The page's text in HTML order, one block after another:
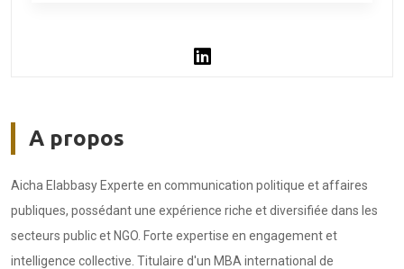
A propos
Aicha Elabbasy Experte en communication politique et affaires
publiques, possédant une expérience riche et diversifiée dans les
secteurs public et NGO. Forte expertise en engagement et
intelligence collective. Titulaire d'un MBA international de